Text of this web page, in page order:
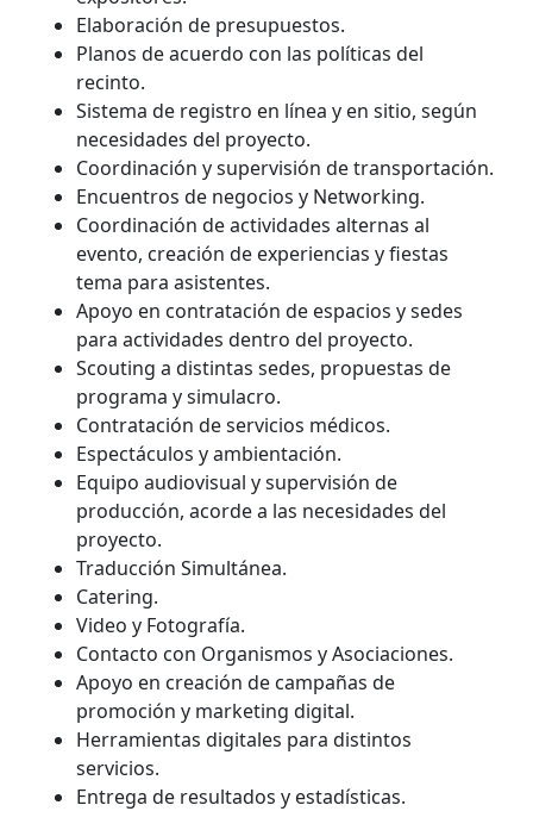
Elaboración de presupuestos.
Planos de acuerdo con las políticas del
recinto.
Sistema de registro en línea y en sitio, según
necesidades del proyecto.
Coordinación y supervisión de transportación.
Encuentros de negocios y Networking.
Coordinación de actividades alternas al
evento, creación de experiencias y fiestas
tema para asistentes.
Apoyo en contratación de espacios y sedes
para actividades dentro del proyecto.
Scouting a distintas sedes, propuestas de
programa y simulacro.
Contratación de servicios médicos.
Espectáculos y ambientación.
Equipo audiovisual y supervisión de
producción, acorde a las necesidades del
proyecto.
Traducción Simultánea.
Catering.
Video y Fotografía.
Contacto con Organismos y Asociaciones.
Apoyo en creación de campañas de
promoción y marketing digital.
Herramientas digitales para distintos
servicios.
Entrega de resultados y estadísticas.